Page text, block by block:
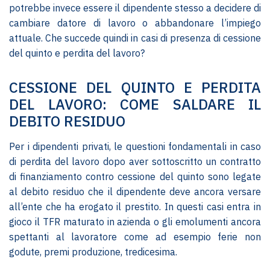
potrebbe invece essere il dipendente stesso a decidere di
cambiare datore di lavoro o abbandonare l’impiego
attuale. Che succede quindi in casi di presenza di cessione
del quinto e perdita del lavoro?
CESSIONE DEL QUINTO E PERDITA
DEL LAVORO: COME SALDARE IL
DEBITO RESIDUO
Per i dipendenti privati, le questioni fondamentali in caso
di perdita del lavoro dopo aver sottoscritto un contratto
di finanziamento contro cessione del quinto sono legate
al debito residuo che il dipendente deve ancora versare
all’ente che ha erogato il prestito. In questi casi entra in
gioco il TFR maturato in azienda o gli emolumenti ancora
spettanti al lavoratore come ad esempio ferie non
godute, premi produzione, tredicesima.